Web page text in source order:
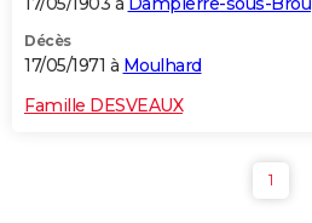
Décès
17/05/1971 à Moulhard
Famille DESVEAUX
1